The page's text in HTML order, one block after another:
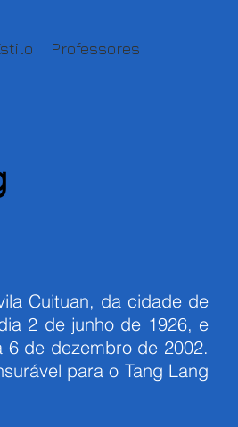
Professores
Cuituan, da cidade de
2 de junho de 1926, e
de dezembro de 2002.
para o Tang Lang